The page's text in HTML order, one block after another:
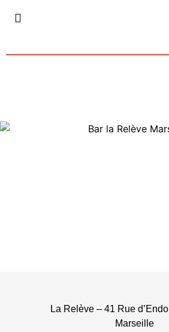
La Relève – 41 Rue
Marseille